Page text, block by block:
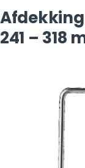
241 – 318